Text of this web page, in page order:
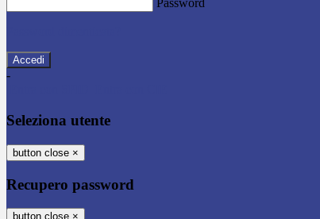
Password
-
Seleziona utente
button close ×
Recupero password
button close ×